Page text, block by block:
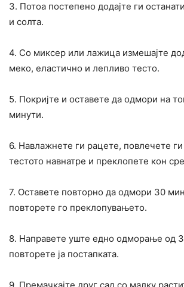
3. Потоа постепено додајте ги
и солта.
4. Со миксер или лажица измешајте
меко, еластично и лепливо тесто.
5. Покријте и оставете да одмори на
минути.
6. Навлажнете ги рацете, повлечете
тестото навнатре и преклопете кон
7. Оставете повторно да одмори 30
повторете го преклопувањето.
8. Направете уште едно одморање од
повторете ја постапката.